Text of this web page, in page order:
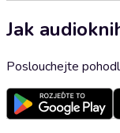
Jak
Poslouchejte